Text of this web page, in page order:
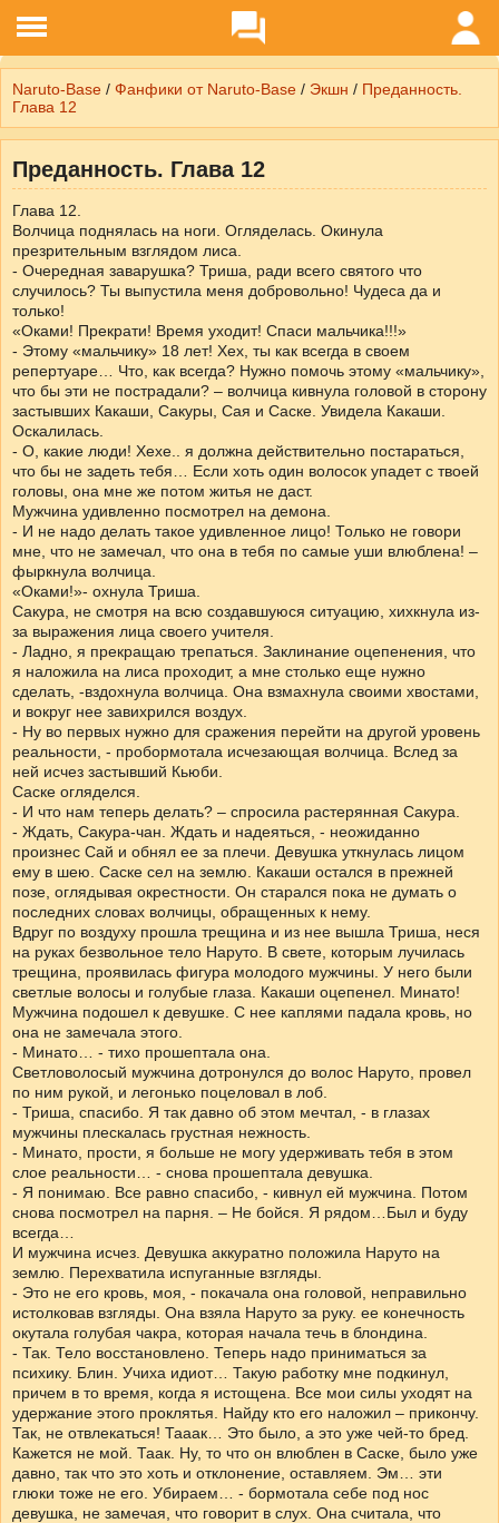
Naruto-Base / Фанфики от Naruto-Base / Экшн / Преданность.
Глава 12
Преданность. Глава 12
Глава 12.
Волчица поднялась на ноги. Огляделась. Окинула
презрительным взглядом лиса.
- Очередная заварушка? Триша, ради всего святого что
случилось? Ты выпустила меня добровольно! Чудеса да и
только!
«Оками! Прекрати! Время уходит! Спаси мальчика!!!»
- Этому «мальчику» 18 лет! Хех, ты как всегда в своем
репертуаре… Что, как всегда? Нужно помочь этому «мальчику»,
что бы эти не пострадали? – волчица кивнула головой в сторону
застывших Какаши, Сакуры, Сая и Саске. Увидела Какаши.
Оскалилась.
- О, какие люди! Хехе.. я должна действительно постараться,
что бы не задеть тебя… Если хоть один волосок упадет с твоей
головы, она мне же потом житья не даст.
Мужчина удивленно посмотрел на демона.
- И не надо делать такое удивленное лицо! Только не говори
мне, что не замечал, что она в тебя по самые уши влюблена! –
фыркнула волчица.
«Оками!»- охнула Триша.
Сакура, не смотря на всю создавшуюся ситуацию, хихкнула из-
за выражения лица своего учителя.
- Ладно, я прекращаю трепаться. Заклинание оцепенения, что
я наложила на лиса проходит, а мне столько еще нужно
сделать, -вздохнула волчица. Она взмахнула своими хвостами,
и вокруг нее завихрился воздух.
- Ну во первых нужно для сражения перейти на другой уровень
реальности, - пробормотала исчезающая волчица. Вслед за
ней исчез застывший Кьюби.
Саске огляделся.
- И что нам теперь делать? – спросила растерянная Сакура.
- Ждать, Сакура-чан. Ждать и надеяться, - неожиданно
произнес Сай и обнял ее за плечи. Девушка уткнулась лицом
ему в шею. Саске сел на землю. Какаши остался в прежней
позе, оглядывая окрестности. Он старался пока не думать о
последних словах волчицы, обращенных к нему.
Вдруг по воздуху прошла трещина и из нее вышла Триша, неся
на руках безвольное тело Наруто. В свете, которым лучилась
трещина, проявилась фигура молодого мужчины. У него были
светлые волосы и голубые глаза. Какаши оцепенел. Минато!
Мужчина подошел к девушке. С нее каплями падала кровь, но
она не замечала этого.
- Минато… - тихо прошептала она.
Светловолосый мужчина дотронулся до волос Наруто, провел
по ним рукой, и легонько поцеловал в лоб.
- Триша, спасибо. Я так давно об этом мечтал, - в глазах
мужчины плескалась грустная нежность.
- Минато, прости, я больше не могу удерживать тебя в этом
слое реальности… - снова прошептала девушка.
- Я понимаю. Все равно спасибо, - кивнул ей мужчина. Потом
снова посмотрел на парня. – Не бойся. Я рядом…Был и буду
всегда…
И мужчина исчез. Девушка аккуратно положила Наруто на
землю. Перехватила испуганные взгляды.
- Это не его кровь, моя, - покачала она головой, неправильно
истолковав взгляды. Она взяла Наруто за руку. ее конечность
окутала голубая чакра, которая начала течь в блондина.
- Так. Тело восстановлено. Теперь надо приниматься за
психику. Блин. Учиха идиот… Такую работку мне подкинул,
причем в то время, когда я истощена. Все мои силы уходят на
удержание этого проклятья. Найду кто его наложил – прикончу.
Так, не отвлекаться! Тааак… Это было, а это уже чей-то бред.
Кажется не мой. Таак. Ну, то что он влюблен в Саске, было уже
давно, так что это хоть и отклонение, оставляем. Эм… эти
глюки тоже не его. Убираем… - бормотала себе под нос
девушка, не замечая, что говорит в слух. Она считала, что